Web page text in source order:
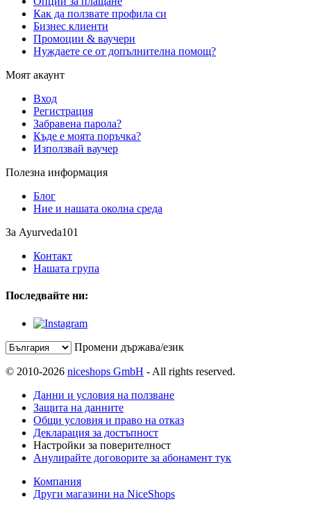
Как да ползвате профила си
Бизнес клиенти
Промоции & ваучери
Нуждаете се от допълнителна помощ?
Моят акаунт
Вход
Регистрация
Забравена парола?
Къде е моята поръчка?
Използвай ваучер
Полезна информация
Блог
Ние и нашата околна среда
За Ayurveda101
Контакт
Нашата група
Последвайте ни:
Промени държава/език
© 2010-2026 niceshops GmbH - All rights reserved.
Данни и условия на ползване
Защита на данните
Общи условия и право на отказ
Декларация за достъпност
Настройки за поверителност
Анулирайте договорите за абонамент тук
Компания
Други магазини на NiceShops